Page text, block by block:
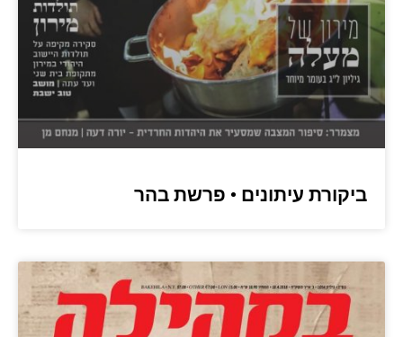
ביקורת עיתונים • פרשת בהר